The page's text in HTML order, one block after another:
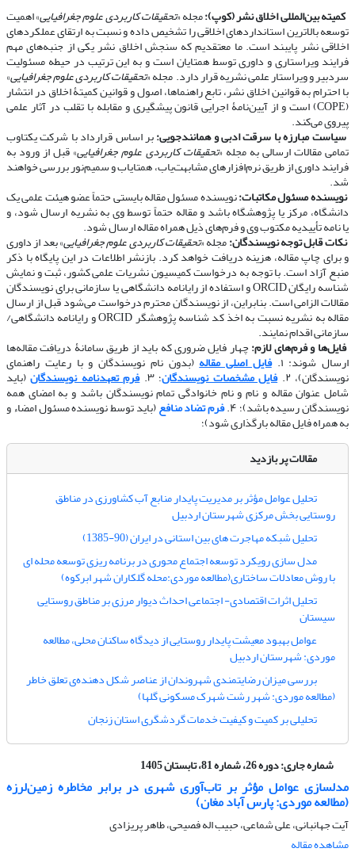
​​​​​​​کمیته بین‌المللی اخلاق نشر (کوپ):مجله «تحقیقات کاربردی علوم جغرافیایی» اهمیت
توسعه بالاترین استانداردهای اخلاقی را تشخیص داده و نسبت به ارتقای عملکردهای
اخلاقی نشر پایبند است. ما معتقدیم که سنجش اخلاق نشر یکی از جنبه‌های مهم
فرایند ویراستاری و داوری توسط همتایان است و به این ترتیب در حیطه مسئولیت
سردبیر و ویراستار علمی نشریه قرار دارد. مجله «تحقیقات کاربردی علوم جغرافیایی»
با احترام به قوانین اخلاق نشر، تابع راهنماها، اصول و قوانین کمیتۀ اخلاق در انتشار
(COPE) است و از آیین‌نامۀ اجرایی قانون پیشگیری و مقابله با تقلب در آثار علمی
پیروی می‌کند.
​​​​​​​سیاست مبارزه با سرقت ادبی و همانندجویی:بر اساس قرارداد با شرکت یکتاوب
تمامی مقالات ارسالی به مجله «تحقیقات کاربردی علوم جغرافیایی» قبل از ورود به
فرایند داوری از طریق نرم‌افزارهای مشابهت‌یاب، همتایاب و سمیم‌نور بررسی خواهند
شد.
​​​​​​​نویسنده مسئول مکاتبات:نویسنده مسئول مقاله بایستی حتماً عضو هیئت علمی یک
دانشگاه، مرکز یا پژوهشگاه باشد و مقاله حتماً توسط وی به نشریه ارسال شود، و
یا نامه تأییدیه مکتوب وی و فرم‌های ذیل همراه مقاله ارسال شود.
​​​​​​​نکات قابل توجه نویسندگان:مجله «تحقیقات کاربردی علوم جغرافیایی» بعد از داوری
و برای چاپ مقاله، هزینه دریافت خواهد کرد. بازنشر اطلاعات در این پایگاه با ذکر
منبع آزاد است. با توجه به درخواست کمیسیون نشریات علمی کشور، ثبت و نمایش
شناسه رایگان ORCID و استفاده از رایانامه دانشگاهی یا سازمانی برای نویسندگان
مقالات الزامی است. بنابراین، از نویسندگان محترم درخواست می‌شود قبل از ارسال
مقاله به نشریه نسبت به اخذ کد شناسه پژوهشگر ORCID و رایانامه دانشگاهی/
سازمانی اقدام نمایند.
​​​​​​​فایل‌ها و فرم‌های لازم:چهار فایل ضروری که باید از طریق سامانۀ دریافت مقاله‌ها
ارسال شوند: ۱. فایل اصلی مقاله(بدون نام نویسندگان و با رعایت راهنمای
نویسندگان)، ۲. فایل مشخصات نویسندگان؛ ۳. فرم تعهدنامه نویسندگان(باید
شامل عنوان مقاله و نام و نام خانوادگی تمام نویسندگان باشد و به امضای همه
نویسندگان رسیده باشد)؛ ۴. فرم تضاد منافع(باید توسط نویسنده مسئول امضاء و
به همراه فایل مقاله بارگذاری شود)؛
مقالات پر بازدید
تحلیل عوامل مؤثر بر مدیریت پایدار منابع آب کشاورزی در مناطق
روستایی بخش مرکزی شهرستان اردبیل
تحلیل شبکه مهاجرت های بین استانی در ایران (90-1385)
مدل سازی رویکرد توسعه اجتماع محوری در برنامه ریزی توسعه محله ای
با روش معادلات ساختاری(مطالعه موردی:محله گلکاران شهر ابرکوه)
تحلیل اثرات اقتصادی- اجتماعی احداث دیوار مرزی بر مناطق روستایی
سیستان
عوامل بهبود معیشت پایدار روستایی از دیدگاه ساکنان محلی، مطالعه
موردی: شهرستان اردبیل
بررسی میزان رضایتمندی شهروندان از عناصر شکل دهنده‌ی تعلق خاطر
(مطالعه موردی: شهر رشت شهرک مسکونی گلها)
تحلیلی بر کمیت و کیفیت خدمات گردشگری استان زنجان
شماره جاری:دوره 26، شماره 81، تابستان 1405
مدلسازی عوامل مؤثر بر تاب‌آوری شهری در برابر مخاطره زمین‌لرزه
(مطالعه موردی: پارس آباد مغان)
آیت جهانبانی، علی شماعی، حبیب اله فصیحی، طاهر پریزادی
مشاهده مقاله